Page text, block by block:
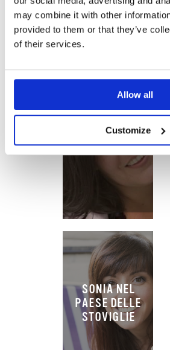
may combine it with other
provided to them or that they’ve
of their services.
Allow all
Customize
TRATTORIA
DA MARTINA
SONIA NEL
PAESE DELLE
STOVIGLIE